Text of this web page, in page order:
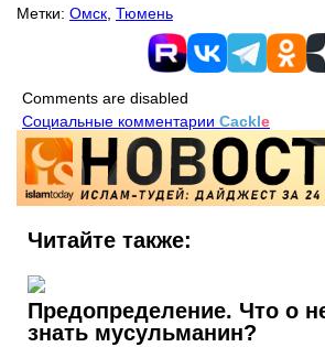
Метки: Омск Тюмень
Comments are disabled
Социальные комментарии Cackle
Читайте также:
Предопределение. Что о
знать мусульманин?